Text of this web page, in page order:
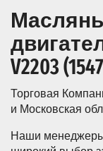
V2203
Торговая
и Московская
Наши менеджеры